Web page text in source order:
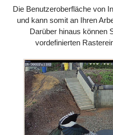
Die Benutzeroberfläche von
und kann somit an Ihren
Darüber hinaus können
vordefinierten